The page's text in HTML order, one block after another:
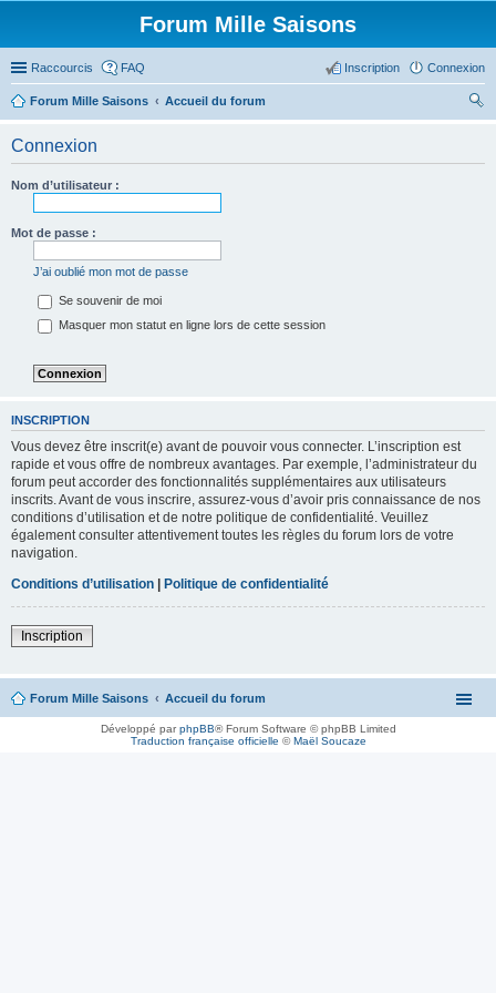
Forum Mille Saisons
Raccourcis FAQ Connexion
Inscription
Forum Mille Saisons
Accueil du forum
Connexion
Nom d’utilisateur :
Mot de passe :
J’ai oublié mon mot de passe
Se souvenir de moi
Masquer mon statut en ligne lors de cette session
INSCRIPTION
Vous devez être inscrit(e) avant de pouvoir vous connecter. L’inscription est
rapide et vous offre de nombreux avantages. Par exemple, l’administrateur du
forum peut accorder des fonctionnalités supplémentaires aux utilisateurs
inscrits. Avant de vous inscrire, assurez-vous d’avoir pris connaissance de nos
conditions d’utilisation et de notre politique de confidentialité. Veuillez
également consulter attentivement toutes les règles du forum lors de votre
navigation.
Conditions d’utilisation | Politique de confidentialité
Inscription
Forum Mille Saisons Accueil du forum
Développé parphpBB® Forum Software © phpBB Limited
Traduction française officielle ©Maël Soucaze